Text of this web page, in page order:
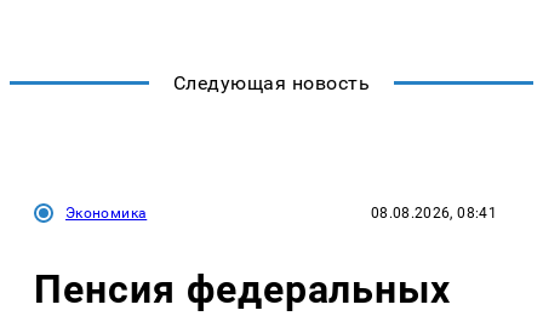
Следующая новость
Экономика 08.08.2026, 08:41
Пенсия федеральных